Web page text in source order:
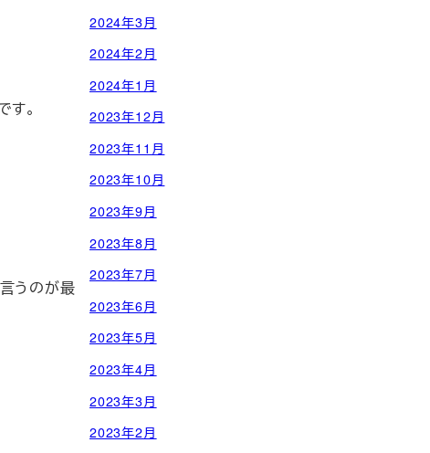
。
うのが最
2024年3月
2024年2月
2024年1月
2023年12月
2023年11月
2023年10月
2023年9月
2023年8月
2023年7月
2023年6月
2023年5月
2023年4月
2023年3月
2023年2月